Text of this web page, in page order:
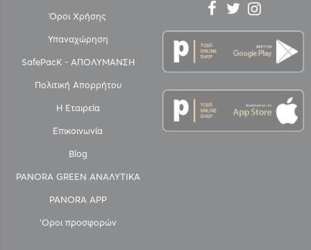
Όροι Χρήσης
Υπαναχώρηση
SafePacK - ΑΠΟΛΥΜΑΝΣΗ
Πολιτική Απορρήτου
Η Εταιρεία
Επικοινωνία
Blog
PANORA GREEN ΑΝΑΛΥΤΙΚΑ
PANORA APP
'Οροι προσφορών